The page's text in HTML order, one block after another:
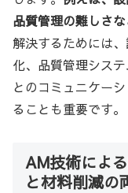
品質管理の難しさな
解決するためには
化、品質管理シス
とのコミュニケー
ることも重要です。
AM技術によ
と材料削減の